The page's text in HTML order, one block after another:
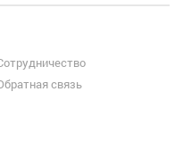
связь